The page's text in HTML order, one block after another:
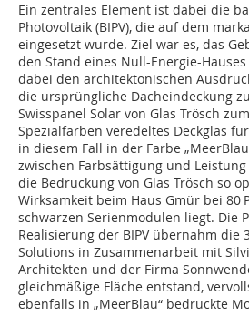
Ein zentrales Element ist dabei die
Photovoltaik (BIPV), die auf dem
eingesetzt wurde. Ziel war es, das
den Stand eines Null-Energie-
dabei den architektonischen
die ursprüngliche Dacheindeckung
Swisspanel Solar von Glas Trösch
Spezialfarben veredeltes Deckglas
in diesem Fall in der Farbe
zwischen Farbsättigung und
die Bedruckung von Glas Trösch so
Wirksamkeit beim Haus Gmür bei 80
schwarzen Serienmodulen liegt. Die
Realisierung der BIPV übernahm die
Solutions in Zusammenarbeit mit
Architekten und der Firma
gleichmäßige Fläche entstand,
ebenfalls in „MeerBlau“ bedruckte